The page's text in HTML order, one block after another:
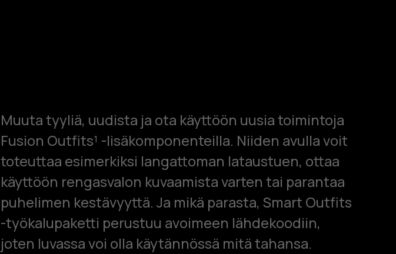
Muuta tyyliä, uudista ja ota käyttöön uusia toimintoja
Fusion Outfits¹ -lisäkomponenteilla. Niiden avulla voit
toteuttaa esimerkiksi langattoman lataustuen, ottaa
käyttöön rengasvalon kuvaamista varten tai parantaa
puhelimen kestävyyttä. Ja mikä parasta, Smart Outfits
-työkalupaketti perustuu avoimeen lähdekoodiin,
joten luvassa voi olla käytännössä mitä tahansa.